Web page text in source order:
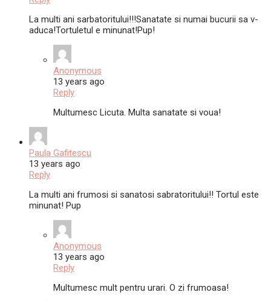
La multi ani sarbatoritului!!!Sanatate si numai bucurii sa v-
aduca!Tortuletul e minunat!Pup!
Anonymous
13 years ago
Reply
Multumesc Licuta. Multa sanatate si voua!
Paula Gafitescu
13 years ago
Reply
La multi ani frumosi si sanatosi sabratoritului!! Tortul este
minunat! Pup
Anonymous
13 years ago
Reply
Multumesc mult pentru urari. O zi frumoasa!